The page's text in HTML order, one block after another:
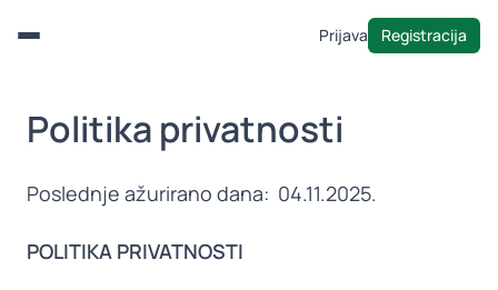
Menu Prijava Registracija
Politika privatnosti
Poslednje ažurirano dana: 04.11.2025.
POLITIKA PRIVATNOSTI